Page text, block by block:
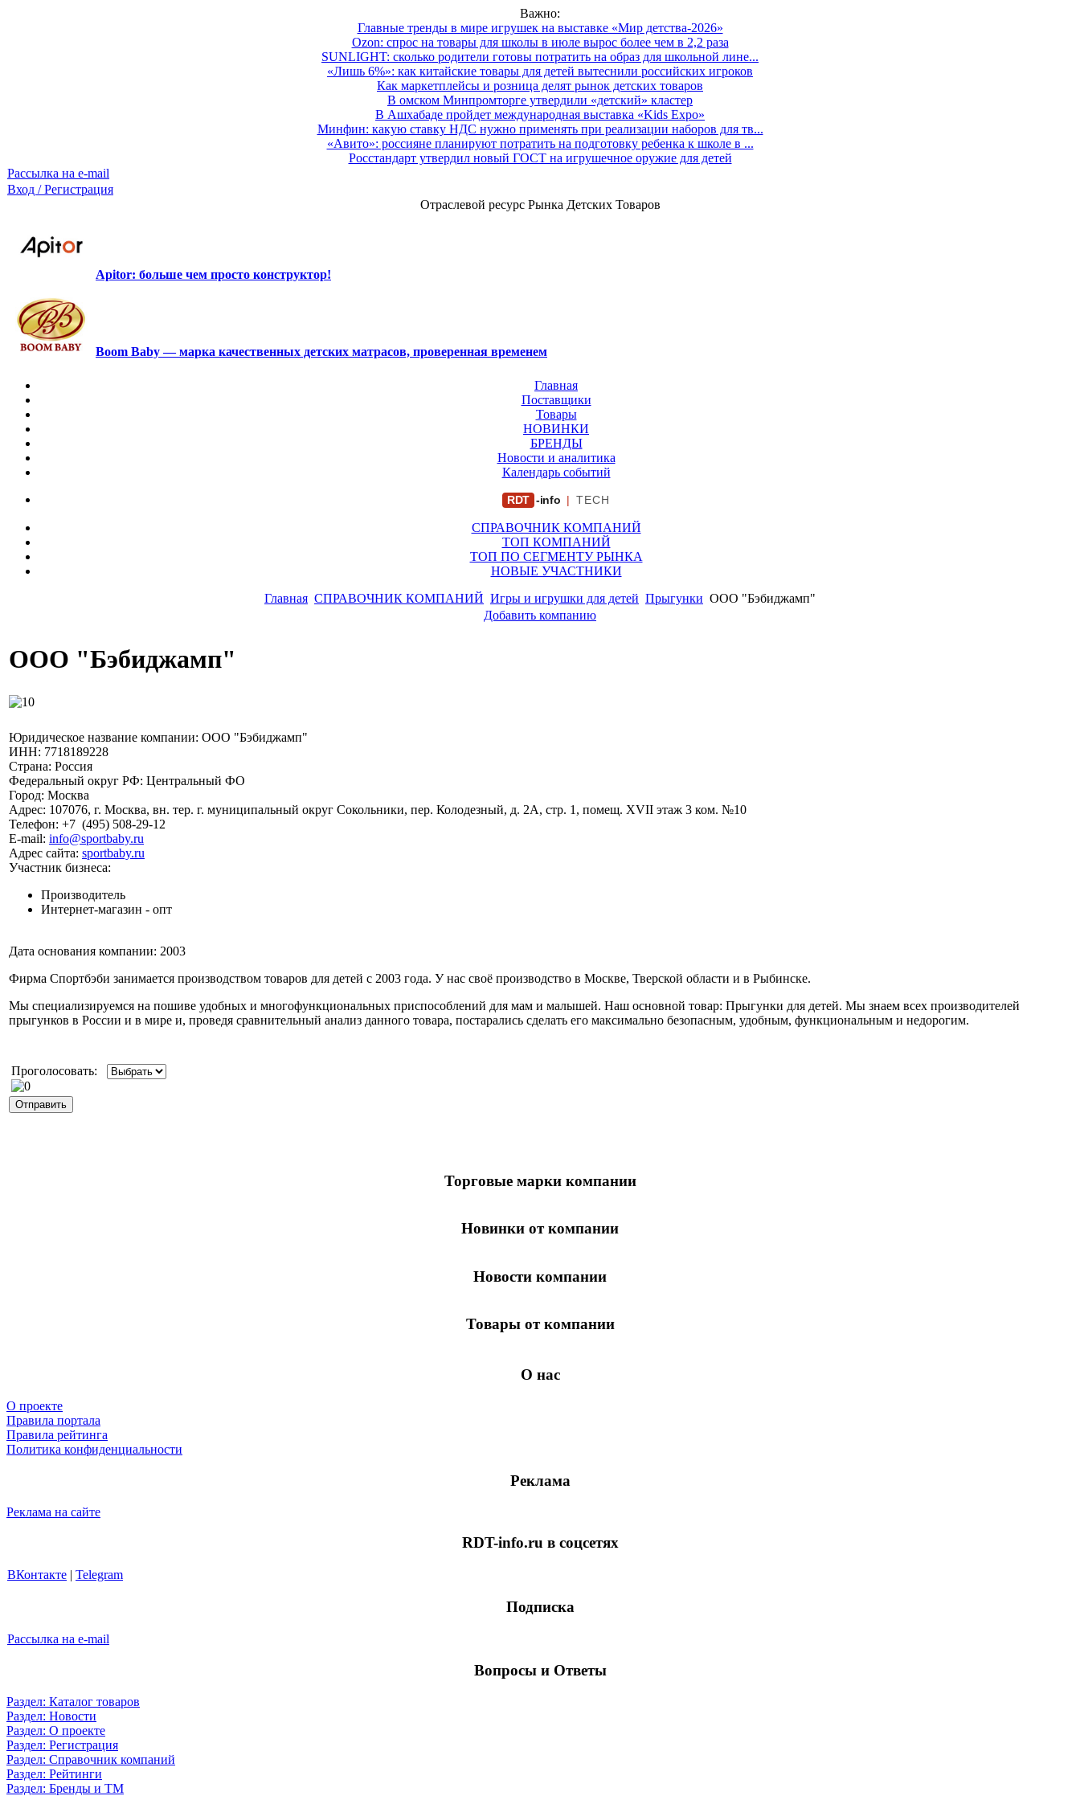
Важно:
Главные тренды в мире игрушек на выставке «Мир детства-2026»
Ozon: спрос на товары для школы в июле вырос более чем в 2,2 раза
SUNLIGHT: сколько родители готовы потратить на образ для школьной лине...
«Лишь 6%»: как китайские товары для детей вытеснили российских игроков
Как маркетплейсы и розница делят рынок детских товаров
В омском Минпромторге утвердили «детский» кластер
В Ашхабаде пройдет международная выставка «Kids Expo»
Минфин: какую ставку НДС нужно применять при реализации наборов для тв...
«Авито»: россияне планируют потратить на подготовку ребенка к школе в ...
Росстандарт утвердил новый ГОСТ на игрушечное оружие для детей
Рассылка на e-mail
Вход / Регистрация
Отраслевой ресурс Рынка Детских Товаров
Apitor: больше чем просто конструктор!
Boom Baby — марка качественных детских матрасов, проверенная временем
Главная
Поставщики
Товары
НОВИНКИ
БРЕНДЫ
Новости и аналитика
Календарь событий
RDT -info | TECH
СПРАВОЧНИК КОМПАНИЙ
ТОП КОМПАНИЙ
ТОП ПО СЕГМЕНТУ РЫНКА
НОВЫЕ УЧАСТНИКИ
Главная СПРАВОЧНИК КОМПАНИЙ Игры и игрушки для детей Прыгунки ООО "Бэбиджамп"
Добавить компанию
ООО "Бэбиджамп"
Юридическое название компании: ООО "Бэбиджамп"
ИНН: 7718189228
Страна: Россия
Федеральный округ РФ: Центральный ФО
Город: Москва
Адрес: 107076, г. Москва, вн. тер. г. муниципальный округ Сокольники, пер. Колодезный, д. 2А, стр. 1, помещ. XVII этаж 3 ком. №10
Телефон: +7 (495) 508-29-12
E-mail: info@sportbaby.ru
Адрес сайта: sportbaby.ru
Участник бизнеса:
Производитель
Интернет-магазин - опт
Дата основания компании: 2003
Фирма Спортбэби занимается производством товаров для детей с 2003 года. У нас своё производство в Москве, Тверской области и в Рыбинске.
Мы специализируемся на пошиве удобных и многофункциональных приспособлений для мам и малышей. Наш основной товар: Прыгунки для детей. Мы знаем всех производителей
прыгунков в России и в мире и, проведя сравнительный анализ данного товара, постарались сделать его максимально безопасным, удобным, функциональным и недорогим.
Проголосовать:
Торговые марки компании
Новинки от компании
Новости компании
Товары от компании
О нас
О проекте
Правила портала
Правила рейтинга
Политика конфиденциальности
Реклама
Реклама на сайте
RDT-info.ru в соцсетях
ВКонтакте | Telegram
Подписка
Рассылка на e-mail
Вопросы и Ответы
Раздел: Каталог товаров
Раздел: Новости
Раздел: О проекте
Раздел: Регистрация
Раздел: Справочник компаний
Раздел: Рейтинги
Раздел: Бренды и ТМ